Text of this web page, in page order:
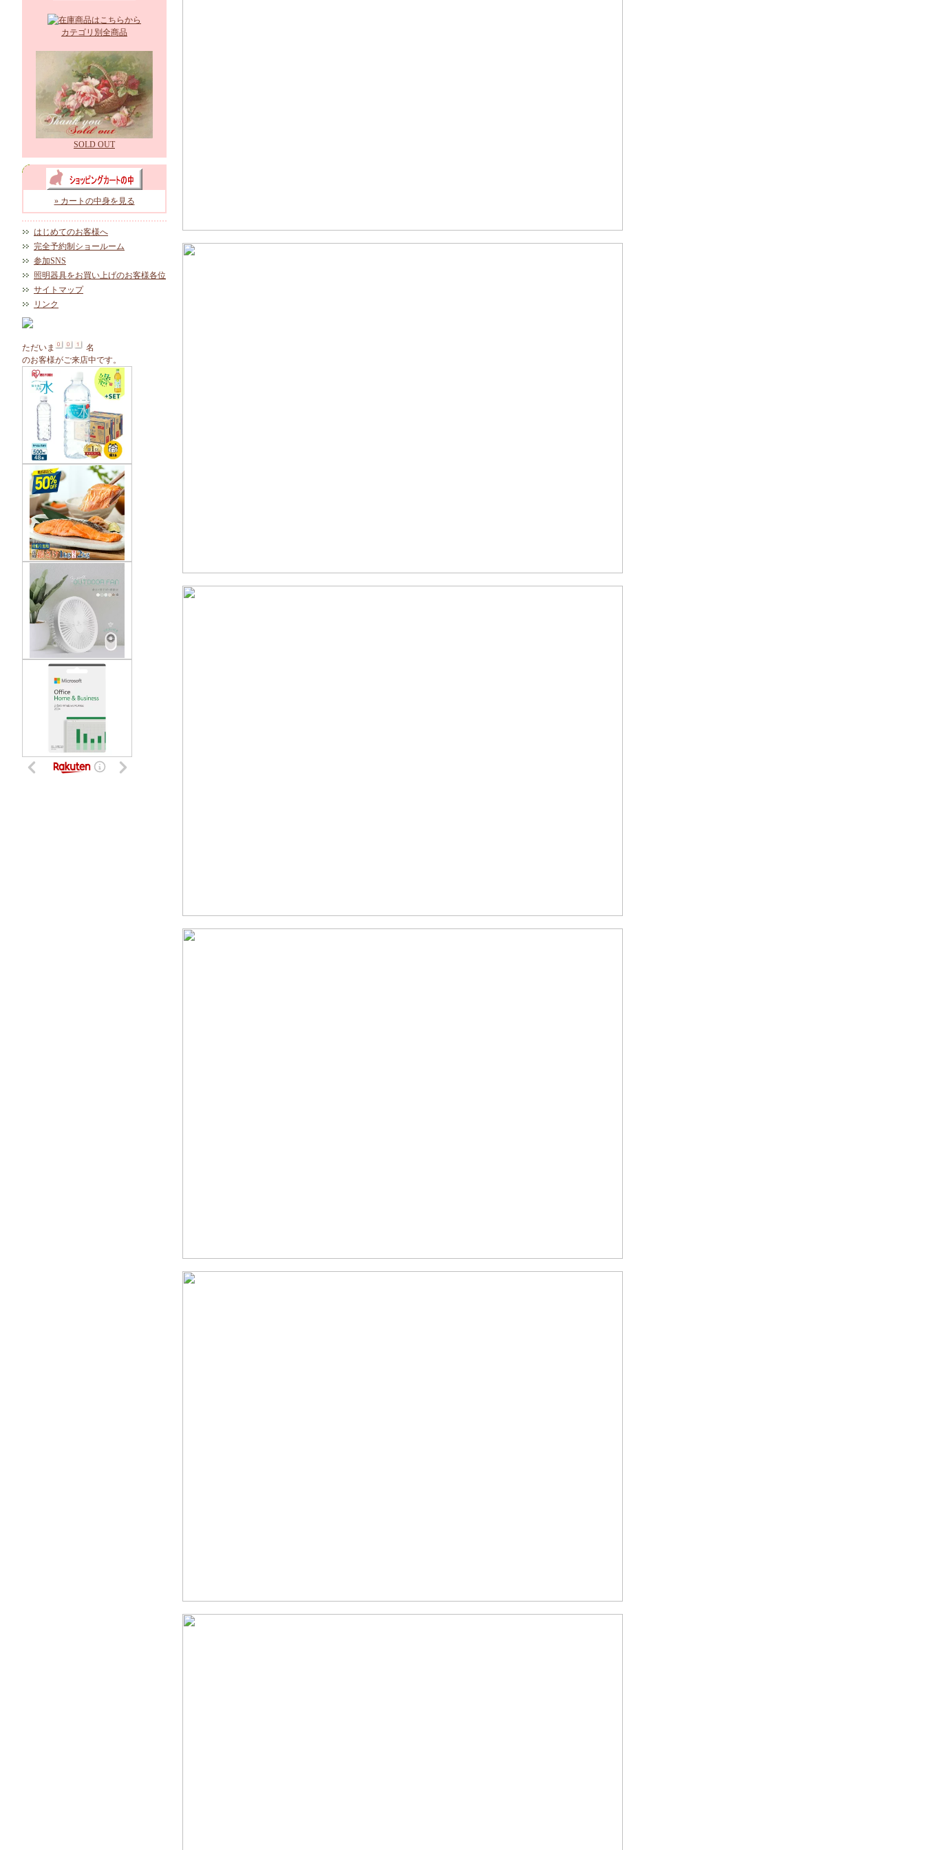
カテゴリ別全商品
SOLD OUT
» カートの中身を見る
はじめてのお客様へ
完全予約制ショールーム
参加SNS
照明器具をお買い上げのお客様各位
サイトマップ
リンク
ただいま
名
のお客様がご来店中です。